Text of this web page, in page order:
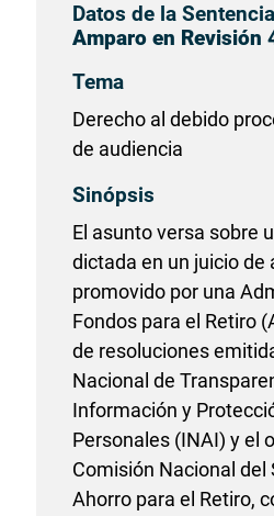
Datos de la
Amparo en Revisión
Tema
Derecho al debido
de audiencia
Sinópsis
El asunto versa sobre
dictada en un juicio de
promovido por una
Fondos para el Retiro
de resoluciones
Nacional de
Información y
Personales (INAI) y el
Comisión Nacional del
Ahorro para el Retiro,